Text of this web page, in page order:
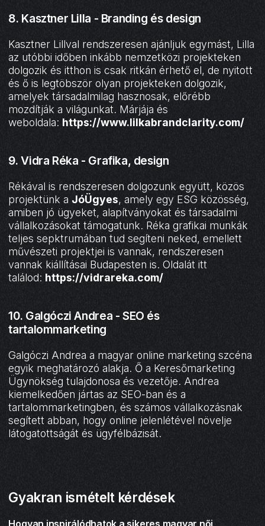
8. Kasztner Lilla - Branding és design
Kasztner Lillval rendszeresen ajánljuk egymást, Lilla
az utóbbi időben inkább nemzetközi projekteken
dolgozik és itthon is csak ritkán érhető el, de nyitott
és ő is legtöbször olyan projekteken dolgozik,
amelyek társadalmilag hasznosak, előrébb
mozdítják a világunkat. Márjája és
weboldala: https://www.lilkabrandclarity.com/
9. Vidra Réka - Grafika, design
Rékával is rendszeresen dolgozunk együtt, közös
projektünk a JóÜgyes, amely egy ESG közösség,
amiben jó ügyeket, alapítványokat és társadalmi
vállalkozásokat támogatunk. Réka grafikai munkák
teljes sepktrumában tud segíteni neked, emellett
művészeti projektjei is vannak, rendszeresen
vannak kiállításai Budapesten is. Oldalát itt
találod: https://vidrareka.com/
10. Galgóczi Andrea - SEO és
tartalommarketing
Galgóczi Andrea a magyar online marketing szcéna
egyik meghatározó alakja. Ő a Keresőmarketing
Ügynökség tulajdonosa és vezetője. Andrea
kiemelkedően jártas az SEO-ban és a
tartalommarketingben, és számos vállalkozásnak
segített abban, hogy online jelenlétével növelje
látogatottságát és ügyfélbázisát.
Gyakran ismételt kérdések
Hogyan inspirálódhatok a sikeres magyar női